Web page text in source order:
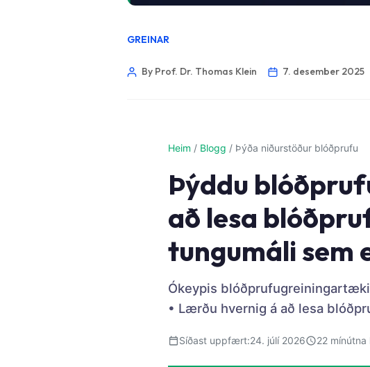
GREINAR
By Prof. Dr. Thomas Klein 7. desember 2025
Heim / Blogg / Þýða niðurstöður blóðprufu
Þýddu
að lesa
tungumáli sem
Ókeypis
• Lærðu hvernig á að lesa
Síðast uppfært:24. júlí 2026 22 mínútna